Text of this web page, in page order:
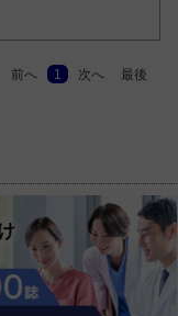
前へ 1 次へ 最後